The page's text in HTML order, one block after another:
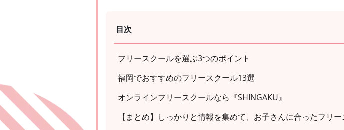
目次
フリースクールを選ぶ3つのポイント
福岡でおすすめのフリースクール13選
オンラインフリースクールなら『SHINGAKU』
【まとめ】しっかりと情報を集めて、お子さんに合ったフリ